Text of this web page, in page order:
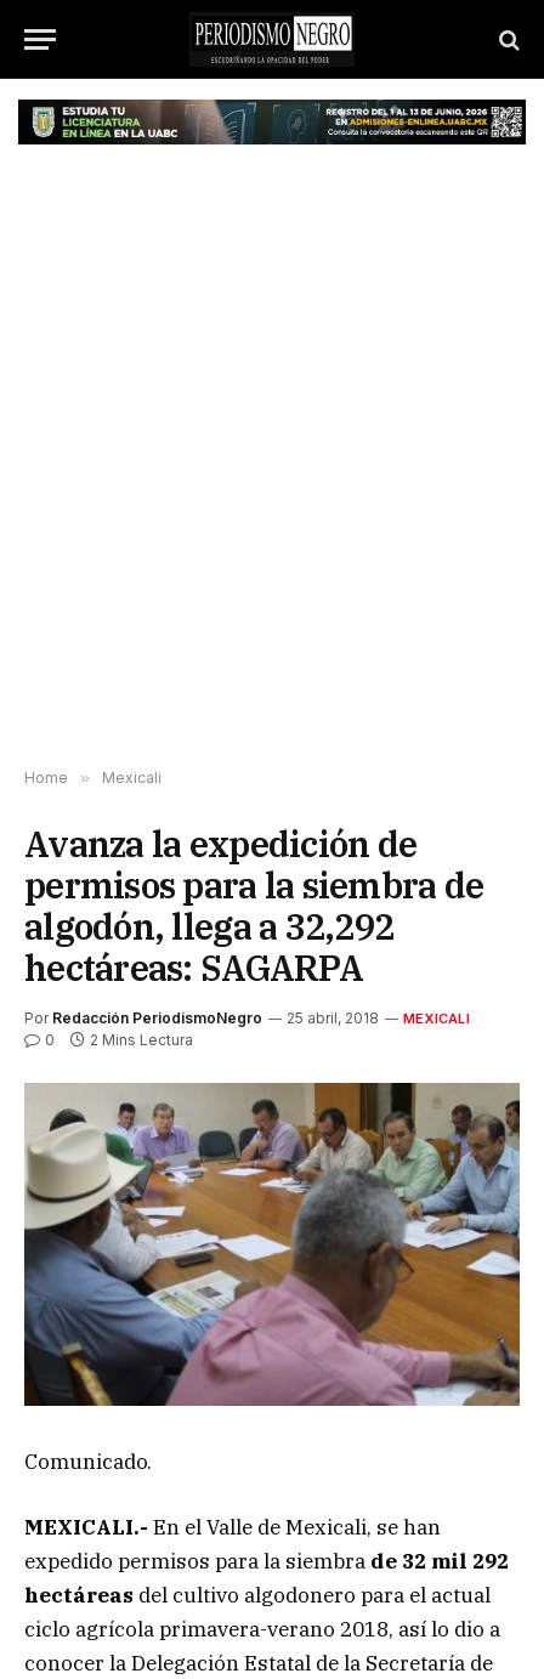
Home » Mexicali
Avanza la expedición de
permisos para la siembra de
algodón, llega a 32,292
hectáreas: SAGARPA
Por Redacción PeriodismoNegro 25 abril, 2018 MEXICALI
0 2 Mins Lectura
Comunicado.
MEXICALI.- En el Valle de Mexicali, se han
expedido permisos para la siembra de 32 mil 292
hectáreas del cultivo algodonero para el actual
ciclo agrícola primavera-verano 2018, así lo dio a
conocer la Delegación Estatal de la Secretaría de